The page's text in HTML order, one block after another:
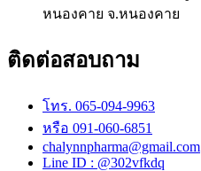
หนองคาย จ.หนองคาย
ติดต่อสอบถาม
โทร. 065-094-9963
หรือ 091-060-6851
chalynnpharma@gmail.com
Line ID : @302vfkdq